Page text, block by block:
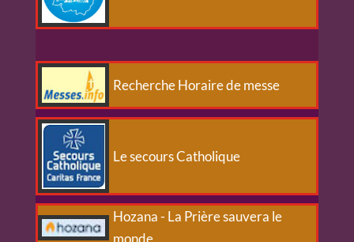
Recherche Horaire de messe
Le secours Catholique
Hozana - La Prière sauvera le
monde